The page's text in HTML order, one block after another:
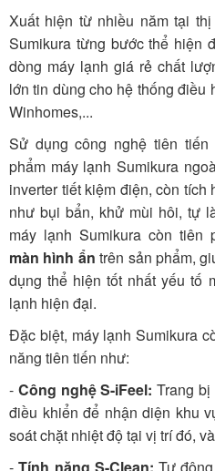
Xuất hiện từ nhiều năm tại
Sumikura từng bước thể hiện
dòng máy lạnh giá rẻ chất
lớn tin dùng cho hệ thống điều
Winhomes,...
Sử dụng công nghệ tiên
phẩm máy lạnh Sumikura
inverter tiết kiệm điện, còn
như bụi bẩn, khử mùi hôi, tự
máy lạnh Sumikura còn tiên
màn hình ẩn trên sản phẩm,
dụng thể hiện tốt nhất yếu tố
lạnh hiện đại.
Đặc biệt, máy lạnh Sumikura
năng tiên tiến như:
- Công nghệ S-iFeel:Trang
điều khiển để nhận diện khu
soát chặt nhiệt độ tại vị trí đó,
-Tính năng S-Clean:Tự